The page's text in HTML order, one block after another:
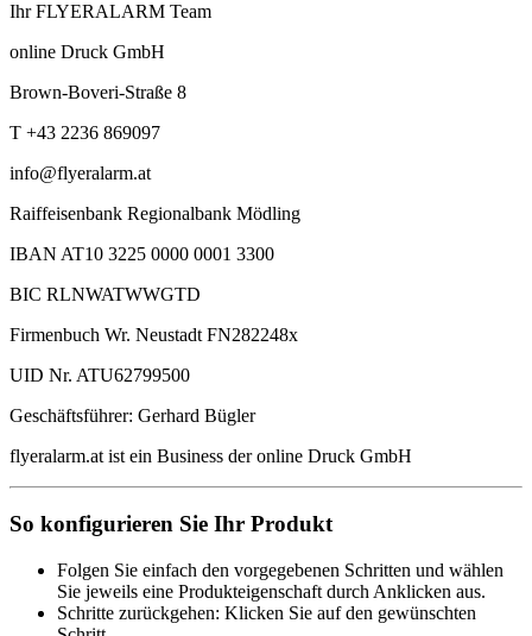
Ihr FLYERALARM Team
online Druck GmbH
Brown-Boveri-Straße 8
T +43 2236 869097
info@flyeralarm.at
Raiffeisenbank Regionalbank Mödling
IBAN AT10 3225 0000 0001 3300
BIC RLNWATWWGTD
Firmenbuch Wr. Neustadt FN282248x
UID Nr. ATU62799500
Geschäftsführer: Gerhard Bügler
flyeralarm.at ist ein Business der online Druck GmbH
So konfigurieren Sie Ihr Produkt
Folgen Sie einfach den vorgegebenen Schritten und wählen
Sie jeweils eine Produkteigenschaft durch Anklicken aus.
Schritte zurückgehen: Klicken Sie auf den gewünschten